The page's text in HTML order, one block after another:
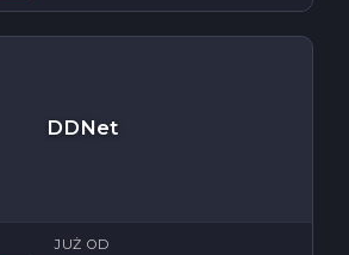
DDNet
JUŻ OD